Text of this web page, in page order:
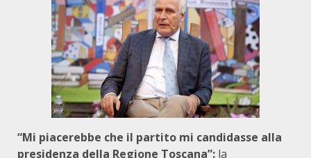
“Mi piacerebbe che il partito mi candidasse alla
presidenza della Regione Toscana”: la